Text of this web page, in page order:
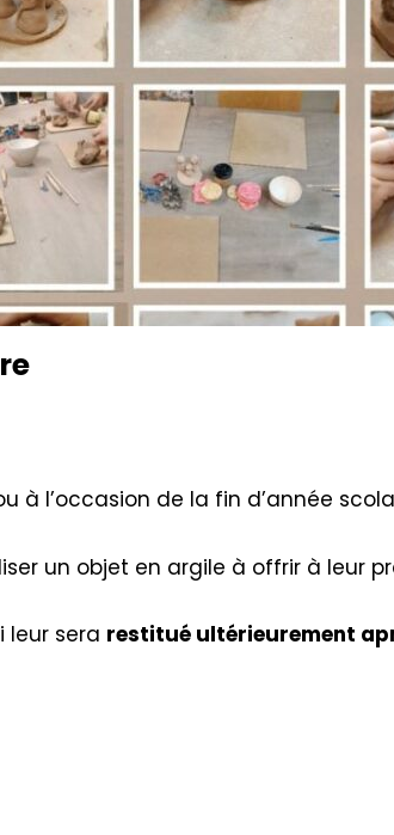
à l’occasion de la fin d’année
un objet en argile à offrir à leur
leur sera restitué ultérieurement